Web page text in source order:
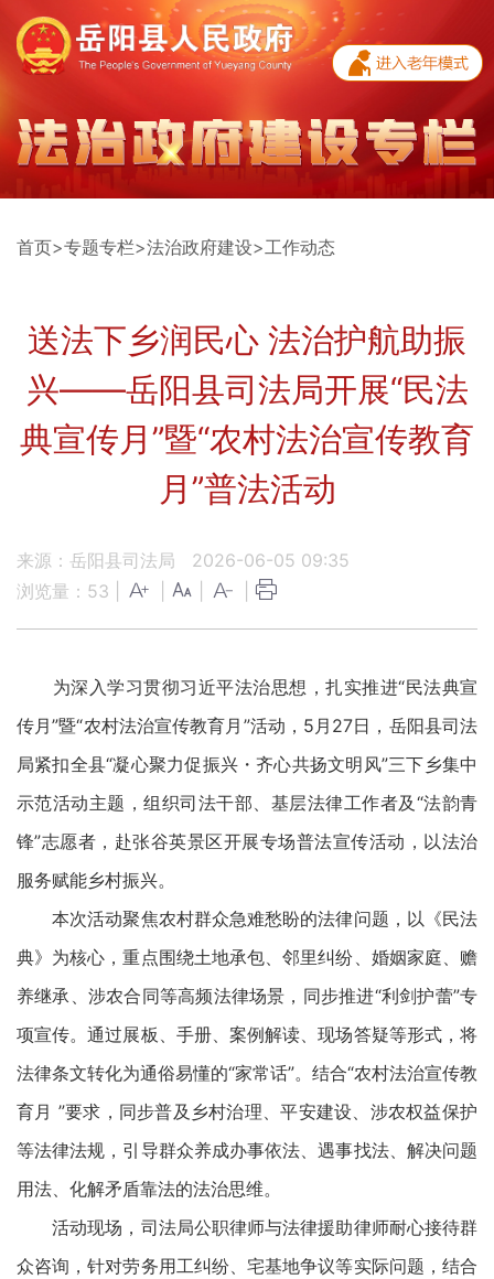
首页>专题专栏>法治政府建设>工作动态
送法下乡润民心 法治护航助振
兴——岳阳县司法局开展“民法
典宣传月”暨“农村法治宣传教育
月”普法活动
来源：岳阳县司法局
2026-06-05 09:35
浏览量： 53
为深入学习贯彻习近平法治思想，扎实推进“民法典宣
传月”暨“农村法治宣传教育月”活动，5月27日，岳阳县司法
局紧扣全县“凝心聚力促振兴・齐心共扬文明风”三下乡集中
示范活动主题，组织司法干部、基层法律工作者及“法韵青
锋”志愿者，赴张谷英景区开展专场普法宣传活动，以法治
服务赋能乡村振兴。
本次活动聚焦农村群众急难愁盼的法律问题，以《民法
典》为核心，重点围绕土地承包、邻里纠纷、婚姻家庭、赡
养继承、涉农合同等高频法律场景，同步推进“利剑护蕾”专
项宣传。通过展板、手册、案例解读、现场答疑等形式，将
法律条文转化为通俗易懂的“家常话”。结合“农村法治宣传教
育月 ”要求，同步普及乡村治理、平安建设、涉农权益保护
等法律法规，引导群众养成办事依法、遇事找法、解决问题
用法、化解矛盾靠法的法治思维。
活动现场，司法局公职律师与法律援助律师耐心接待群
众咨询，针对劳务用工纠纷、宅基地争议等实际问题，结合